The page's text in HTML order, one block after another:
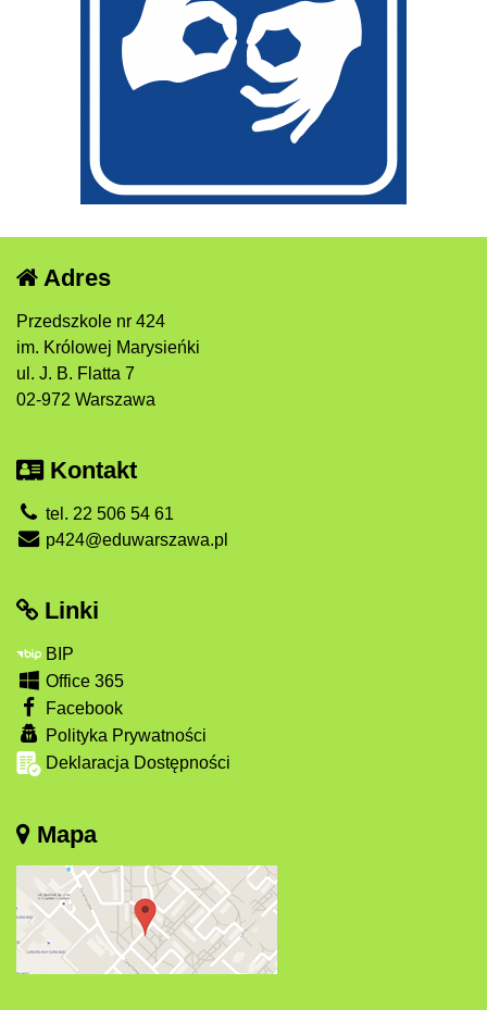
Adres
Przedszkole nr 424
im. Królowej Marysieńki
ul. J. B. Flatta 7
02-972 Warszawa
Kontakt
tel. 22 506 54 61
p424@eduwarszawa.pl
Linki
BIP
Office 365
Facebook
Polityka Prywatności
Deklaracja Dostępności
Mapa